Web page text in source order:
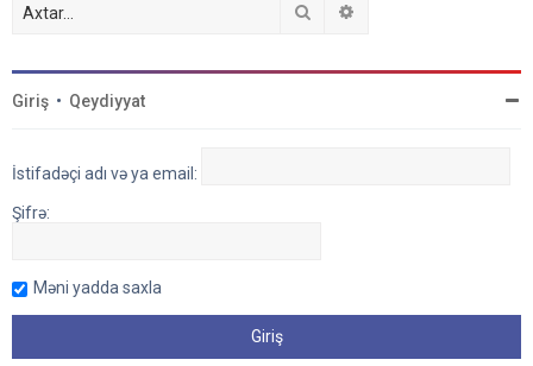
Axtar
Giriş • Qeydiyyat
İstifadəçi adı və ya email:
Şifrə:
Məni yadda saxla